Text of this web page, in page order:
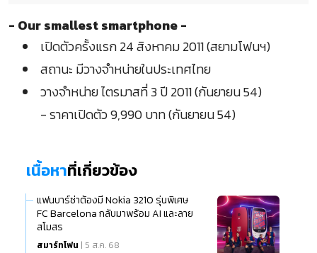
- Our smallest smartphone -
เปิดตัวครั้งแรก 24 สิงหาคม 2011 (สยามโฟนฯ)
สถานะ มีวางจำหน่ายในประเทศไทย
วางจำหน่าย ไตรมาสที่ 3 ปี 2011 (กันยายน 54)
- ราคาเปิดตัว 9,990 บาท (กันยายน 54)
เนื้อหาที่เกี่ยวข้อง
แฟนบาร์ซ่าต้องมี Nokia 3210 รุ่นพิเศษ
FC Barcelona กลับมาพร้อม AI และลาย
สโมสร
สมาร์ทโฟน | 5 ส.ค. 68